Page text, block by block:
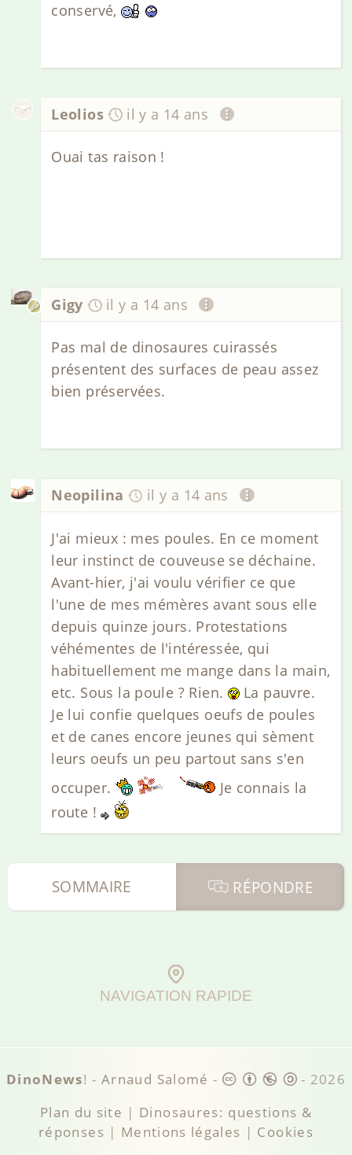
conservé,
Leolios il y a 14 ans
Ouai tas raison !
Gigy il y a 14 ans
Pas mal de dinosaures cuirassés
présentent des surfaces de peau assez
bien préservées.
Neopilina il y a 14 ans
J'ai mieux : mes poules. En ce moment
leur instinct de couveuse se déchaine.
Avant-hier, j'ai voulu vérifier ce que
l'une de mes mémères avant sous elle
depuis quinze jours. Protestations
véhémentes de l'intéressée, qui
habituellement me mange dans la main,
etc. Sous la poule ? Rien.
La pauvre.
Je lui confie quelques oeufs de poules
et de canes encore jeunes qui sèment
leurs oeufs un peu partout sans s'en
occuper.
Je connais la
route !
RÉPONDRE
SOMMAIRE
NAVIGATION RAPIDE
DinoNews! -Arnaud Salomé - - 2026
Plan du site | Dinosaures: questions &
réponses | Mentions légales | Cookies